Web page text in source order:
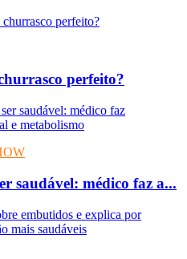
perfeito?
saudável: médico faz a...